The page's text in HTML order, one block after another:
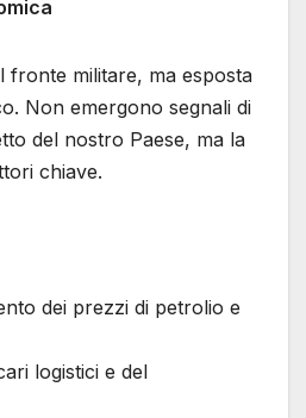
fronte militare, ma esposta
Non emergono segnali di
del nostro Paese, ma la
chiave.
dei prezzi di petrolio e
logistici e del